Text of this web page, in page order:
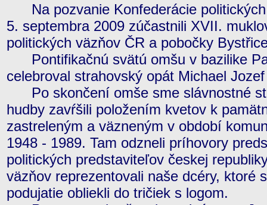
Na pozvanie Konfederácie politických
5. septembra 2009 zúčastnili XVII.
politických väzňov ČR a pobočky
Pontifikačnú svätú omšu v bazilike
celebroval strahovský opát Michael
Po skončení omše sme slávnostné
hudby zavŕšili položením kvetov k
zastreleným a väzneným v období
1948 - 1989. Tam odzneli príhovory
politických predstaviteľov českej
väzňov reprezentovali naše dcéry, ktoré
podujatie obliekli do tričiek s logom.